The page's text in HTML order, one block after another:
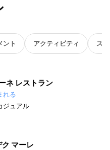
ント アクティビティ ス
ネ レストラン
れる
ジュアル
ク マーレ